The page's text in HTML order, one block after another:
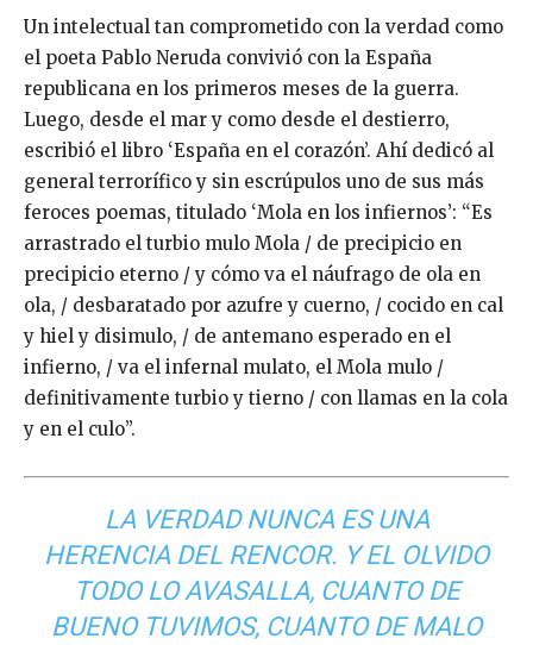
Un intelectual tan comprometido con la verdad como
el poeta Pablo Neruda convivió con la España
republicana en los primeros meses de la guerra.
Luego, desde el mar y como desde el destierro,
escribió el libro ‘España en el corazón’. Ahí dedicó al
general terrorífico y sin escrúpulos uno de sus más
feroces poemas, titulado ‘Mola en los infiernos’: “Es
arrastrado el turbio mulo Mola / de precipicio en
precipicio eterno / y cómo va el náufrago de ola en
ola, / desbaratado por azufre y cuerno, / cocido en cal
y hiel y disimulo, / de antemano esperado en el
infierno, / va el infernal mulato, el Mola mulo /
definitivamente turbio y tierno / con llamas en la cola
y en el culo”.
LA VERDAD NUNCA ES UNA
HERENCIA DEL RENCOR. Y EL OLVIDO
TODO LO AVASALLA, CUANTO DE
BUENO TUVIMOS, CUANTO DE MALO